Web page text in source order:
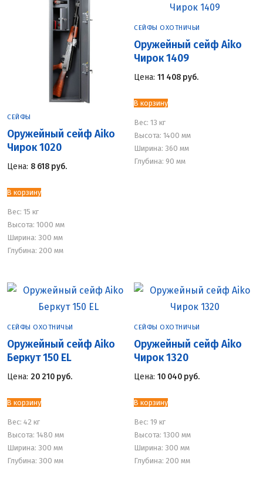
СЕЙФЫ
Оружейный сейф Aiko
Чирок 1020
Цена: 8 618 руб.
В корзину
Вес: 15 кг
Высота: 1000 мм
Ширина: 300 мм
Глубина: 200 мм
СЕЙФЫ ОХОТНИЧЬИ
Оружейный сейф Aiko
Чирок 1409
Цена: 11 408 руб.
В корзину
Вес: 13 кг
Высота: 1400 мм
Ширина: 360 мм
Глубина: 90 мм
СЕЙФЫ ОХОТНИЧЬИ
Оружейный сейф Aiko
Беркут 150 EL
Цена: 20 210 руб.
В корзину
Вес: 42 кг
Высота: 1480 мм
Ширина: 300 мм
Глубина: 300 мм
СЕЙФЫ ОХОТНИЧЬИ
Оружейный сейф Aiko
Чирок 1320
Цена: 10 040 руб.
В корзину
Вес: 19 кг
Высота: 1300 мм
Ширина: 300 мм
Глубина: 200 мм